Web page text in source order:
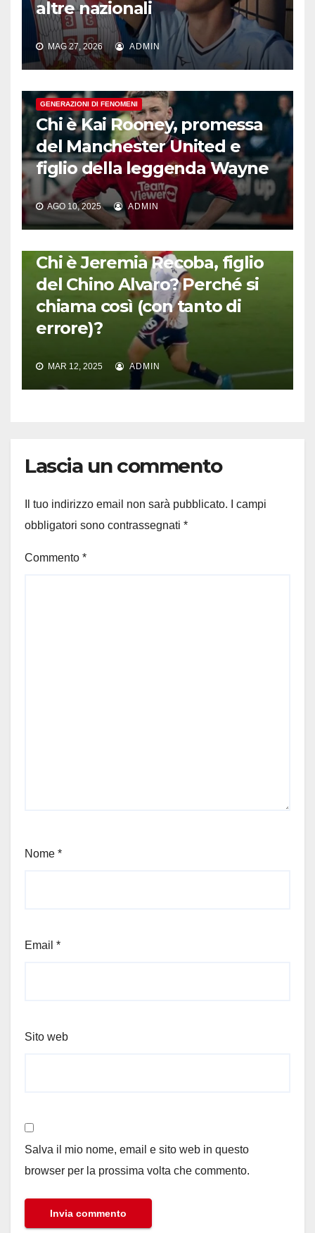
altre nazionali
MAG 27, 2026 ADMIN
GENERAZIONI DI FENOMENI
Chi è Kai Rooney, promessa
del Manchester United e
figlio della leggenda Wayne
AGO 10, 2025 ADMIN
Chi è Jeremia Recoba, figlio
del Chino Alvaro? Perché si
chiama così (con tanto di
errore)?
MAR 12, 2025 ADMIN
Lascia un commento
Il tuo indirizzo email non sarà pubblicato.
I campi
obbligatori sono contrassegnati *
Commento *
Nome *
Email *
Sito web
Salva il mio nome, email e sito web in questo
browser per la prossima volta che commento.